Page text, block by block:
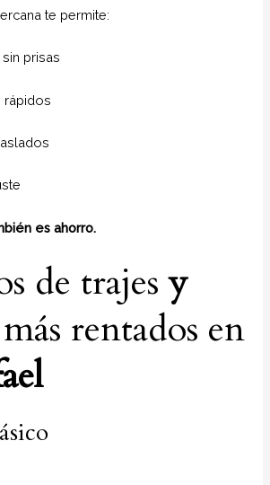
te permite:
prisas
rápidos
es ahorro.
de trajesy
más rentados en